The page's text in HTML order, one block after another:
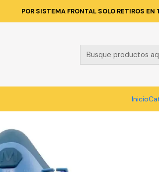
Inicio
POR SISTEMA FRONTAL SOLO RETIROS
Catálogo PROTECCION PERSONAL